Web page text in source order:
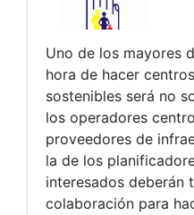
Uno de los mayores
hora de hacer
sostenibles será no
los operadores
proveedores de
la de los
interesados deberán
colaboración para